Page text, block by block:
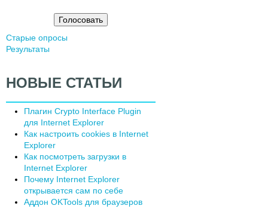
ы
Старые опросы
Результаты
НОВЫЕ СТАТЬИ
Плагин Сrypto Interface Plugin
для Internet Explorer
Как настроить cookies в Internet
Explorer
Как посмотреть загрузки в
Internet Explorer
Почему Internet Explorer
открывается сам по себе
Аддон OKTools для браузеров